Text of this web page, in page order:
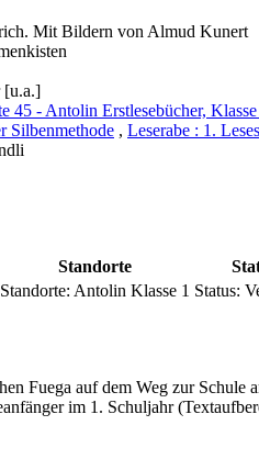
Mit Bildern von Almud Kunert
[u.a.]
45 - Antolin Erstlesebücher, Klasse
Silbenmethode , Leserabe : 1.
Standorte
Standorte: Antolin Klasse 1 Status:
Fuega auf dem Weg zur
im 1. Schuljahr